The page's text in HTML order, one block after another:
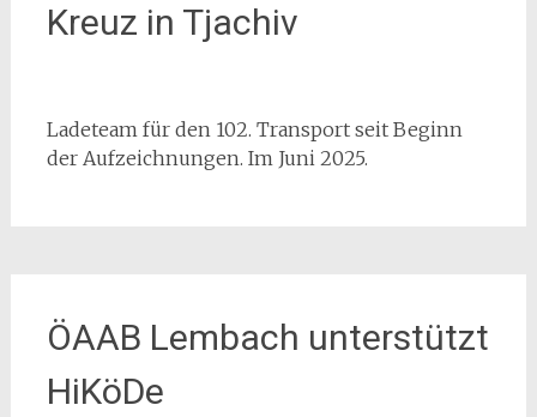
Kreuz in Tjachiv
Ladeteam für den 102. Transport seit Beginn
der Aufzeichnungen. Im Juni 2025.
ÖAAB Lembach unterstützt
HiKöDe